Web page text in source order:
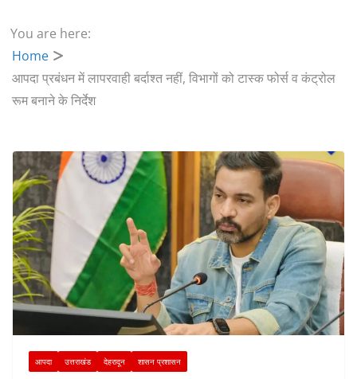
You are here:
Home
आपदा प्रबंधन में लापरवाही बर्दाश्त नहीं, विभागों को टास्क फोर्स व कंट्रोल
रूम बनाने के निर्देश
आपदा उत्तराखंड देहरादून शासन प्रशासन